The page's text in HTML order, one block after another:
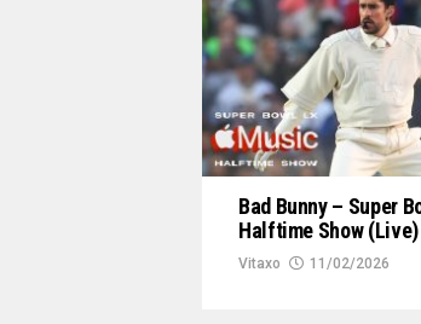
Bad Bunny – Super
Halftime Show
Vitaxo 11/02/2026